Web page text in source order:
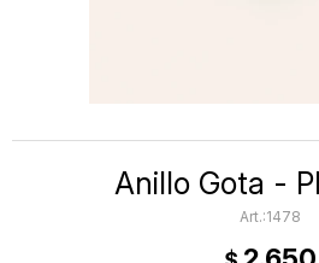
Anillo Gota -
1478